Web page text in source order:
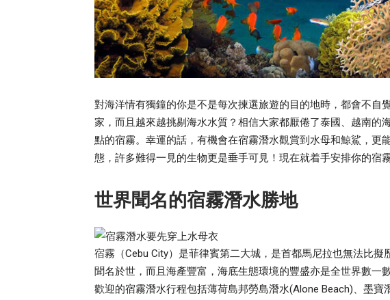
對海洋情有獨鐘的你是不是每次揀選旅遊的目的地時，都會不自
家，而且越來越挑剔海水水質？相信大家都厭倦了泰國、越南的
點的宿霧。幸運的話，有機會在宿霧潛水觀賞到水母和鯨鯊，更
態，許多難得一見的生物更是垂手可見！現在就着手安排你的宿
世界聞名的宿霧潛水勝地
宿霧（Cebu City）是菲律賓第二大城，是首都馬尼拉也無法比
聞名於世，而且海產豐富，海底生態環境的豐盛亦是全世界數一
歡迎的宿霧潛水行程包括薄荷島邦勞島潛水(Alone Beach)、墨寶